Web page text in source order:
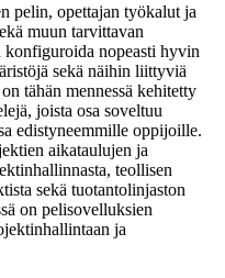
pelin, opettajan työkalut ja
muun tarvittavan
nopeasti hyvin
sekä näihin liittyviä
tähän mennessä kehitetty
joista osa soveltuu
edistyneemmille oppijoille.
aikataulujen ja
teollisen
sekä tuotantolinjaston
on pelisovelluksien
ja